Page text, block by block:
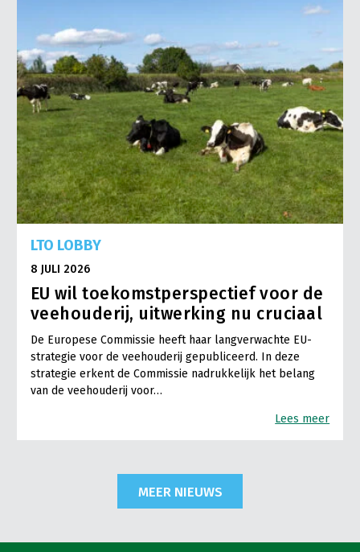
LTO LOBBY
8 JULI 2026
EU wil toekomstperspectief voor de
veehouderij, uitwerking nu cruciaal
De Europese Commissie heeft haar langverwachte EU-
strategie voor de veehouderij gepubliceerd. In deze
strategie erkent de Commissie nadrukkelijk het belang
van de veehouderij voor…
Lees meer
MEER NIEUWS